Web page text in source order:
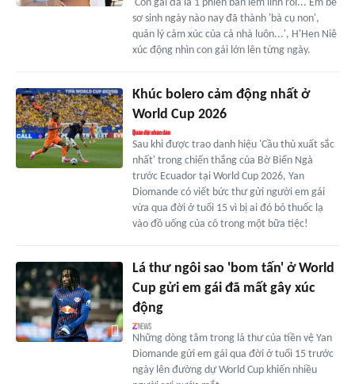
'Con gái đã là 1 phiên bản lém lỉnh rồi... Em bé
sơ sinh ngày nào nay đã thành 'bà cụ non',
quản lý cảm xúc của cả nhà luôn...', H'Hen Niê
xúc động nhìn con gái lớn lên từng ngày.
Khúc bolero cảm động nhất ở
World Cup 2026
Sau khi được trao danh hiệu 'Cầu thủ xuất sắc
nhất' trong chiến thắng của Bờ Biển Ngà
trước Ecuador tại World Cup 2026, Yan
Diomande có viết bức thư gửi người em gái
vừa qua đời ở tuổi 15 vì bị ai đó bỏ thuốc lạ
vào đồ uống của cô trong một bữa tiệc!
Lá thư ngôi sao 'bom tấn' ở World
Cup gửi em gái đã mất gây xúc
động
Những dòng tâm trong lá thư của tiền vệ Yan
Diomande gửi em gái qua đời ở tuổi 15 trước
ngày lên đường dự World Cup khiến nhiều